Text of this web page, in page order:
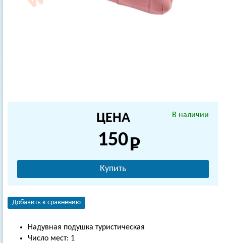
В наличии
ЦЕНА
150
Купить
Добавить к сравнению
Надувная подушка туристическая
Число мест: 1